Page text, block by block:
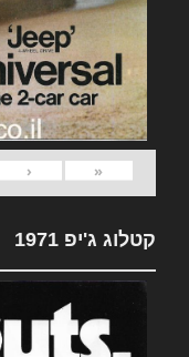
«
‹
קטלוג ג'יפ 1971